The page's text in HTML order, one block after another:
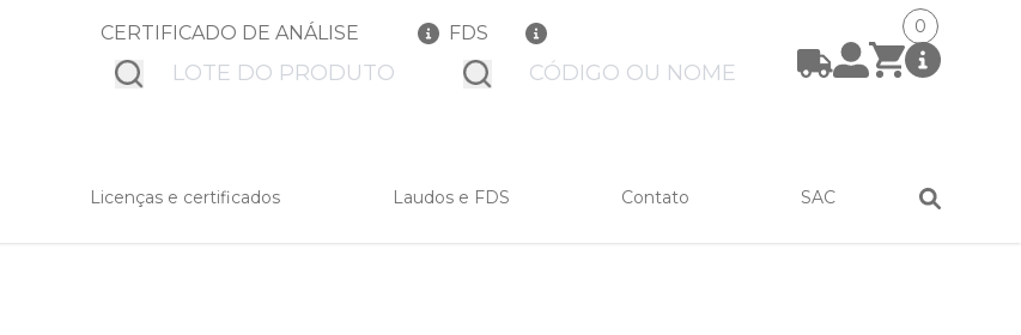
CERTIFICADO DE ANÁLISE FDS 0
Licenças e certificados Laudos e FDS Contato SAC